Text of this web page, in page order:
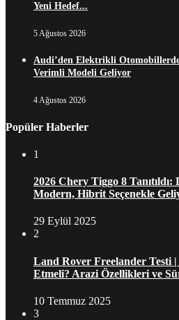
Yeni Hedef...
5 Ağustos 2026
Audi’den Elektrikli
Verimli Modeli Geliyor
4 Ağustos 2026
Popüler Haberler
1
2026 Chery Tiggo 8
Modern, Hibrit Seçenekle
29 Eylül 2025
2
Land Rover Freelander Testi
Etmeli? Arazi Özellikleri ve
10 Temmuz 2025
3